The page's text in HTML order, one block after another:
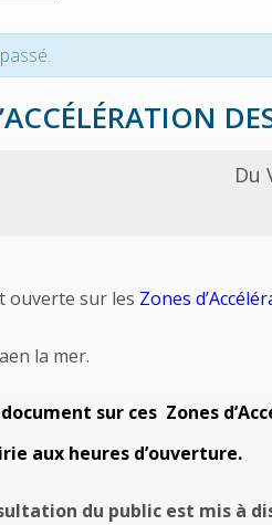
Du
ouverte sur les Zones
la mer.
sur ces Zones
aux heures d’ouverture.
du public est mis à